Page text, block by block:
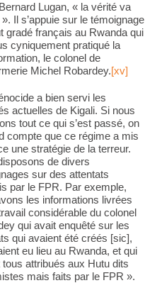
Lugan, « la vérité va
Il s’appuie sur le témoignage
gradé français au Rwanda qui
cyniquement pratiqué la
le colonel de
Michel Robardey.[xv]
a bien servi les
actuelles de Kigali. Si nous
tout ce qui s’est passé, on
compte que ce régime a mis
une stratégie de la terreur.
de divers
sur des attentats
par le FPR. Par exemple,
les informations livrées
considérable du colonel
qui avait enquêté sur les
qui avaient été créés [sic],
eu lieu au Rwanda, et qui
tous attribués aux Hutu dits
mais faits par le FPR ».